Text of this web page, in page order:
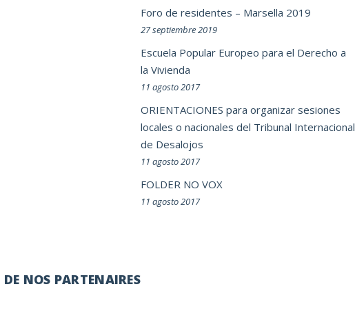
Foro de residentes – Marsella 2019
27 septiembre 2019
Escuela Popular Europeo para el Derecho a
la Vivienda
11 agosto 2017
ORIENTACIONES para organizar sesiones
locales o nacionales del Tribunal Internacional
de Desalojos
11 agosto 2017
FOLDER NO VOX
11 agosto 2017
NOS PARTENAIRES